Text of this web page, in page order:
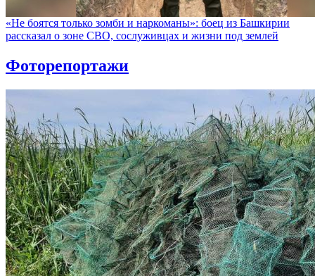
«Не боятся только зомби и наркоманы»: боец из Башкирии
рассказал о зоне СВО, сослуживцах и жизни под землей
Фоторепортажи